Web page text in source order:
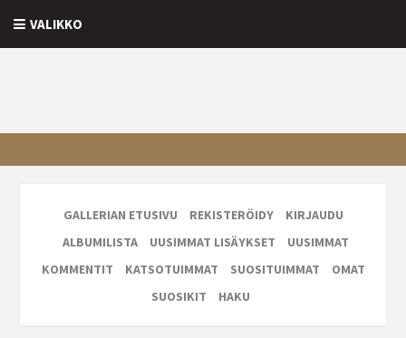
VALIKKO
GALLERIAN ETUSIVU REKISTERÖIDY
KIRJAUDU
ALBUMILISTA
UUSIMMAT LISÄYKSET
UUSIMMAT
KOMMENTIT
KATSOTUIMMAT SUOSITUIMMAT
OMAT
SUOSIKIT
HAKU